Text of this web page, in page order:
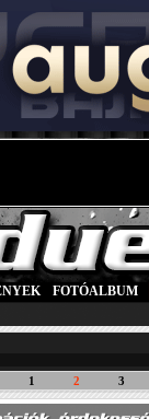
FOTÓALBUM
1 2 3